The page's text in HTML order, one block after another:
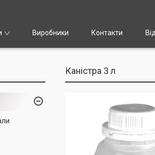
Виробники Контакти
Каністра 3 л